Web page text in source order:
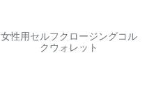
女性用セルフクロージングコル
クウォレット